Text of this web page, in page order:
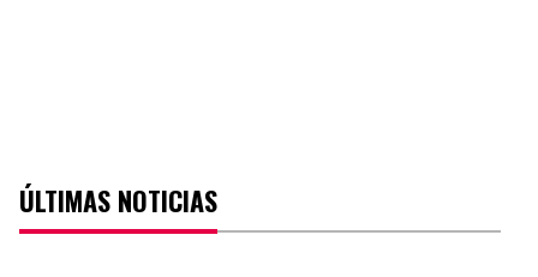
ÚLTIMAS NOTICIAS